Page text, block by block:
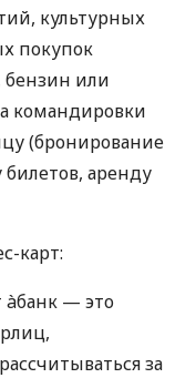
культурных
покупок
бензин или
командировки
(бронирование
аренду
карт:
àбанк — это
за